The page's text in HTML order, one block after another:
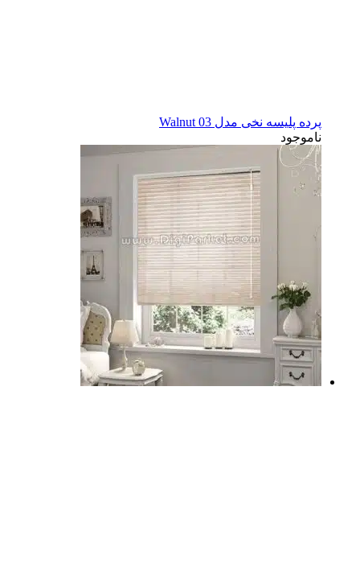
پرده پلیسه نخی مدل Walnut 03
ناموجود